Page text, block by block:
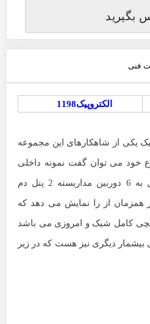
بگیرید
فنی
الکتروپیک1198
1198 الکتروپیک یکی از شاهکارهای این مجموعه
خود می توان گفت نمونه داخلی
نداردامکاناتی همچون اتصال به 6 دوربین مداربسته 2 پنل دم
شده که 8 تصویر همزمان از را نمایش می دهد که
صفحه نمایش 10 اینچی کامل شیک و امروزی می باشد
بیشمار دیگری نیز هست که در زیر